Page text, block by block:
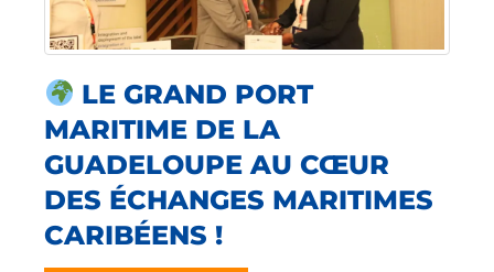
LE GRAND PORT
MARITIME DE LA
GUADELOUPE AU CŒUR
DES ÉCHANGES MARITIMES
CARIBÉENS !